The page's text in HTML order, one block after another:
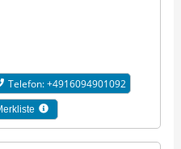
Telefon: +4916094901092